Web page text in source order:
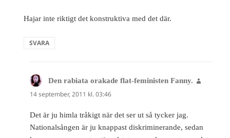
Hajar inte riktigt det konstruktiva med det där.
SVARA
Den rabiata orakade flat-feministen Fanny.
14 september, 2011 kl. 03:46
Det är ju himla tråkigt när det ser ut så tycker jag.
Nationalsången är ju knappast diskriminerande, sedan